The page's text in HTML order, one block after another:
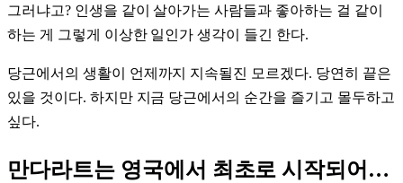
그러냐고? 인생을 같이 살아가는 사람들과 좋아하는 걸 같이
하는 게 그렇게 이상한 일인가 생각이 들긴 한다.
당근에서의 생활이 언제까지 지속될진 모르겠다. 당연히 끝은
있을 것이다. 하지만 지금 당근에서의 순간을 즐기고 몰두하고
싶다.
만다라트는 영국에서 최초로 시작되어…